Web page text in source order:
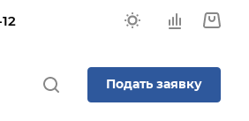
Подать заявку